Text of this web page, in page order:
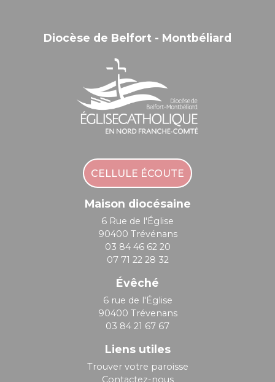
Diocèse de Belfort - Montbéliard
CELLULE ÉCOUTE
Maison diocésaine
6 Rue de l'Église
90400 Trévénans
03 84 46 62 20
07 71 22 28 32
Évêché
6 rue de l'Église
90400 Trévenans
03 84 21 67 67
Liens utiles
Trouver votre paroisse
Contactez-nous